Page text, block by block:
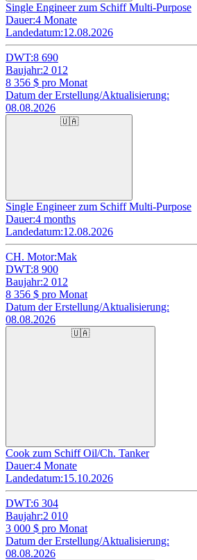
Single Engineer zum Schiff Multi-Purpose
Dauer:4 Monate
Landedatum:12.08.2026
DWT:8 690
Baujahr:2 012
8 356 $ pro Monat
Datum der Erstellung/Aktualisierung:
08.08.2026
🇺🇦
Single Engineer zum Schiff Multi-Purpose
Dauer:4 months
Landedatum:12.08.2026
CH. Motor:Mak
DWT:8 900
Baujahr:2 012
8 356 $ pro Monat
Datum der Erstellung/Aktualisierung:
08.08.2026
🇺🇦
Cook zum Schiff Oil/Ch. Tanker
Dauer:4 Monate
Landedatum:15.10.2026
DWT:6 304
Baujahr:2 010
3 000 $ pro Monat
Datum der Erstellung/Aktualisierung:
08.08.2026